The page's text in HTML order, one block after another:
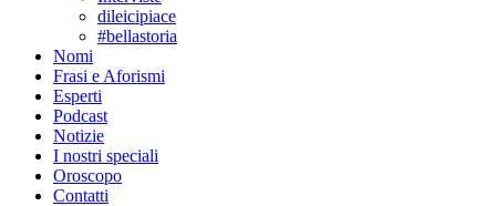
dileicipiace
#bellastoria
Nomi
Frasi e Aforismi
Esperti
Podcast
Notizie
I nostri speciali
Oroscopo
Contatti